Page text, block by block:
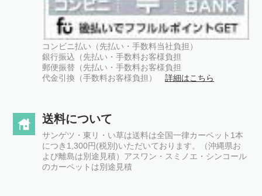
コンビニ払い（先払い・手数料当社負担）
銀行振込（先払い・手数料お客様負担
郵便振替（先払い・手数料お客様負担
代金引換（手数料お客様負担）詳細はこちら
送料について
サンゲツ・東リ・い草は送料は全国一律カーペット1本
につき1,300円(税別)いただいております。（沖縄県お
よび離島は別途見積）アスワン・スミノエ・シンコール
のカーペットは別途見積